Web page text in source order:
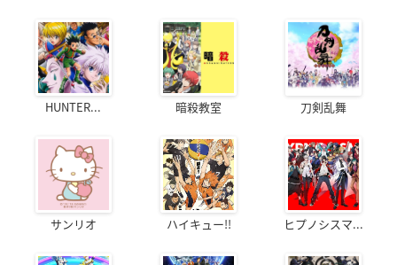
HUNTER... 暗殺教室 刀剣乱舞
サンリオ ハイキュー!! ヒプノシスマ...